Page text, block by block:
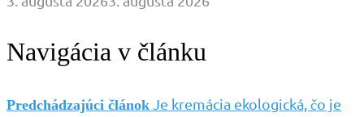
Navigácia v článku
Predchádzajúci článok Je kremácia ekologická, čo je